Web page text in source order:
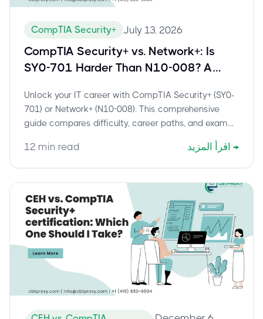
CompTIA Security+ July 13, 2026
CompTIA Security+ vs. Network+: Is
SY0-701 Harder Than N10-008? A
Unlock your IT career with CompTIA Security+ (SY0-
701) or Network+ (N10-008). This comprehensive
guide compares difficulty, career paths, and exam
after-pass service.
12 min read اقرأ المزيد →